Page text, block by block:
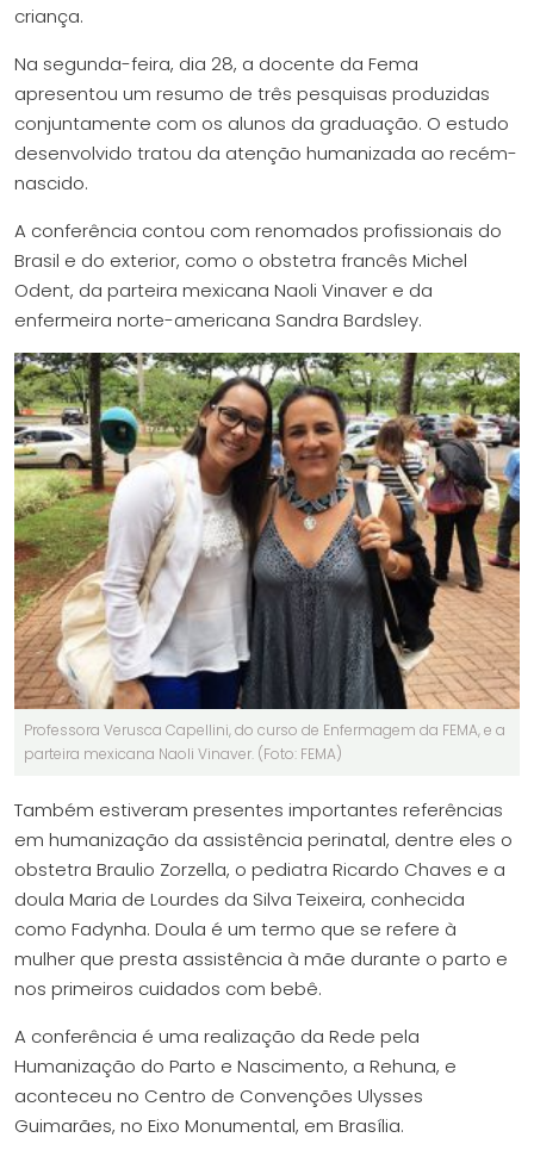
criança.
Na segunda-feira, dia 28, a docente da Fema
apresentou um resumo de três pesquisas produzidas
conjuntamente com os alunos da graduação. O estudo
desenvolvido tratou da atenção humanizada ao recém-
nascido.
A conferência contou com renomados profissionais do
Brasil e do exterior, como o obstetra francês Michel
Odent, da parteira mexicana Naoli Vinaver e da
enfermeira norte-americana Sandra Bardsley.
Professora Verusca Capellini, do curso de Enfermagem da FEMA, e a
parteira mexicana Naoli Vinaver. (Foto: FEMA)
Também estiveram presentes importantes referências
em humanização da assistência perinatal, dentre eles o
obstetra Braulio Zorzella, o pediatra Ricardo Chaves e a
doula Maria de Lourdes da Silva Teixeira, conhecida
como Fadynha. Doula é um termo que se refere à
mulher que presta assistência à mãe durante o parto e
nos primeiros cuidados com bebê.
A conferência é uma realização da Rede pela
Humanização do Parto e Nascimento, a Rehuna, e
aconteceu no Centro de Convenções Ulysses
Guimarães, no Eixo Monumental, em Brasília.